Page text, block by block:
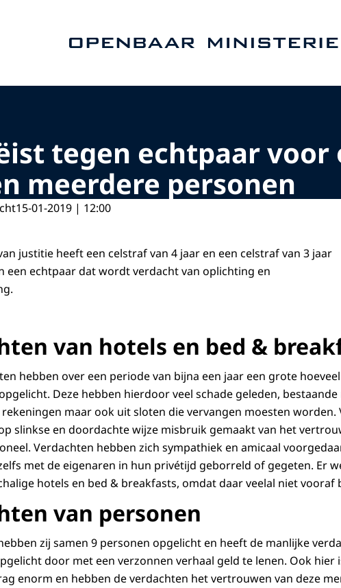
tegen echtpaar
meerdere personen
15-01-2019 | 12:00
justitie heeft een celstraf van 4 jaar en een celstraf van 3 jaar
een echtpaar dat wordt verdacht van oplichting en
van hotels en bed &
hebben over een periode van bijna een jaar een grote
Deze hebben hierdoor veel schade geleden,
maar ook uit sloten die vervangen moesten worden.
slinkse en doordachte wijze misbruik gemaakt van het
Verdachten hebben zich sympathiek en amicaal
met de eigenaren in hun privétijd geborreld of gegeten. Er
hotels en bed & breakfasts, omdat daar veelal niet
van personen
zij samen 9 personen opgelicht en heeft de manlijke
door met een verzonnen verhaal geld te lenen. Ook hier
enorm en hebben de verdachten het vertrouwen van deze